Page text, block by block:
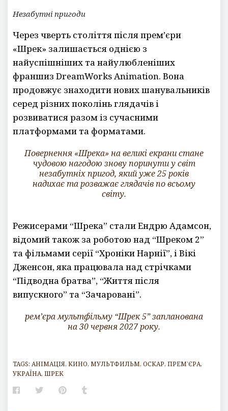
Незабутні пригоди
Через чверть століття після прем’єри
«Шрек» залишається однією з
найуспішніших та найулюбленіших
франшиз DreamWorks Animation. Вона
продовжує знаходити нових шанувальників
серед різних поколінь глядачів і
розвиватися разом із сучасними
платформами та форматами.
Повернення «Шрека» на великі екрани стане
чудовою нагодою знову поринути у світ
незабутніх пригод, який уже 25 років
надихає та розважає глядачів по всьому
світу.
Режисерами “Шрека” стали Ендрю Адамсон,
відомий також за роботою над “Шреком 2”
та фільмами серії “Хроніки Нарнії”, і Вікі
Дженсон, яка працювала над стрічками
“Підводна братва”, “Життя після
випускного” та “Зачаровані”.
рем’єра мультфільму “Шрек 5” запланована
на 30 червня 2027 року.
TAGS: АНІМАЦІЯ, КИНО, МУЛЬТФИЛЬМ, ОСКАР, ПРЕМ’ЄРА,
УКРАЇНА, ШРЕК
FacebookTwitterPinterest